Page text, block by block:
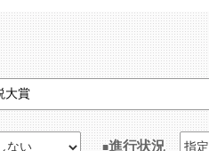
進行状況